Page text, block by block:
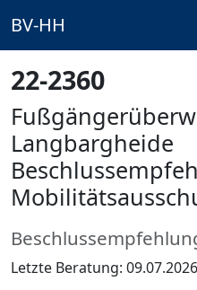
BV-HH
22-2360
Langbargheide
Letzte Beratung: 09.07.2026